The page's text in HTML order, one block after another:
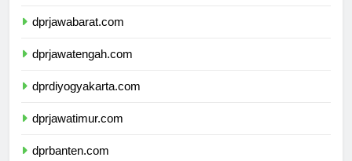
dprjawabarat.com
dprjawatengah.com
dprdiyogyakarta.com
dprjawatimur.com
dprbanten.com